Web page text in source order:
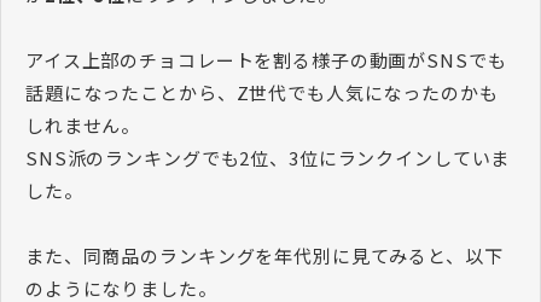
アイス上部のチョコレートを割る様子の動画がSNSでも
話題になったことから、Z世代でも人気になったのかも
しれません。
SNS派のランキングでも2位、3位にランクインしていま
した。
また、同商品のランキングを年代別に見てみると、以下
のようになりました。